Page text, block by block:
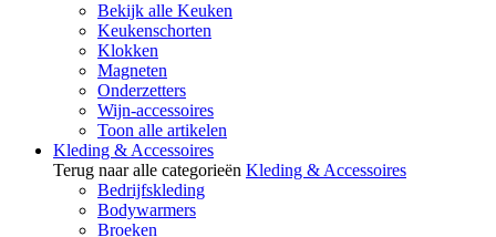
Bekijk alle Keuken
Keukenschorten
Klokken
Magneten
Onderzetters
Wijn-accessoires
Toon alle artikelen
Kleding & Accessoires
Terug naar alle categorieën Kleding & Accessoires
Bedrijfskleding
Bodywarmers
Broeken